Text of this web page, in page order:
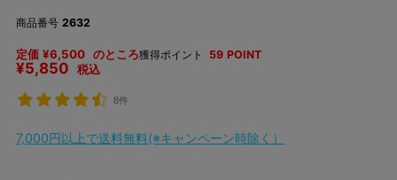
商品番号 2632
定価 ¥6,500 のところ
¥5,850 税込
獲得ポイント 59 POINT
8件
7,000円以上で送料無料(※キャンペーン時除く）